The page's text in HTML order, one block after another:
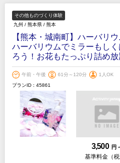
その他ものづくり体験
九州 / 熊本県 / 熊本
【熊本・城南町】ハーバリ
ハーバリウムでミラーもし
ろう！お花もたっぷり詰め放
午前・午後 61分～120分
1人OK
プランID：45861
3,500 円
基準料金（税